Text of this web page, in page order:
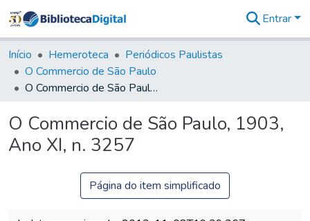
&
Coleções
Tudo na
Biblioteca
Estatísticas
Entrar
Início Hemeroteca
Periódicos Paulistas
O Commercio de São Paulo
O Commercio de São Paulo, 1903, Ano XI, n. 3257
O Commercio de São Paulo, 1903,
Ano XI, n. 3257
Página do item simplificado